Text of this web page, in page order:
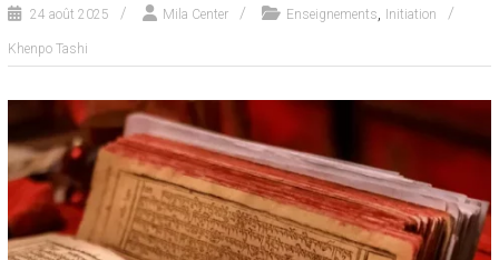
24 août 2025 Mila Center Enseignements, Initiation
Khenpo Tashi